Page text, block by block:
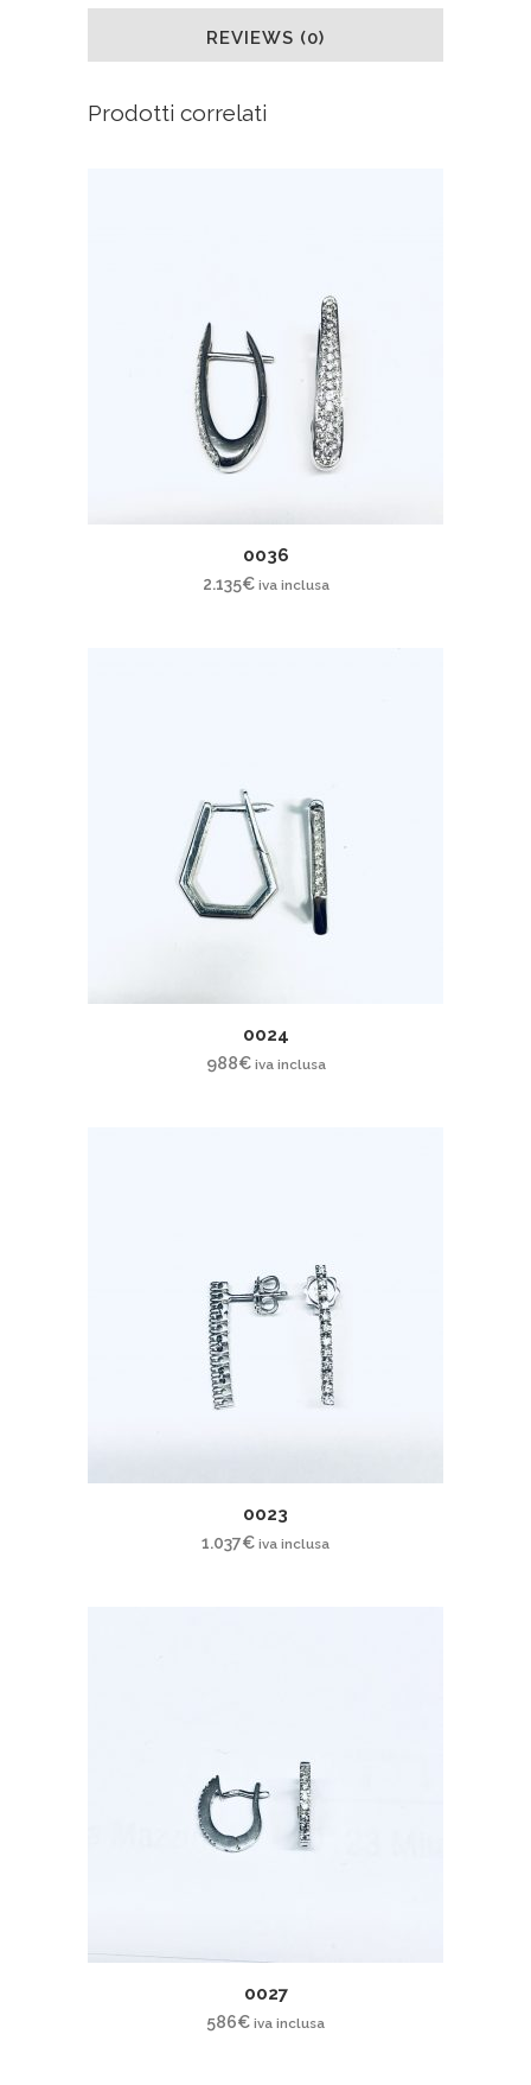
REVIEWS (0)
Prodotti correlati
0036
2.135€ iva inclusa
0024
988€ iva inclusa
0023
1.037€ iva inclusa
0027
586€ iva inclusa